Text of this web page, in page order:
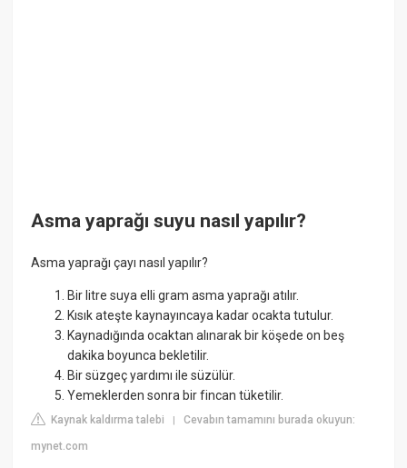
Asma yaprağı suyu nasıl yapılır?
Asma yaprağı çayı nasıl yapılır?
Bir litre suya elli gram asma yaprağı atılır.
Kısık ateşte kaynayıncaya kadar ocakta tutulur.
Kaynadığında ocaktan alınarak bir köşede on beş
dakika boyunca bekletilir.
Bir süzgeç yardımı ile süzülür.
Yemeklerden sonra bir fincan tüketilir.
Kaynak kaldırma talebi |Cevabın tamamını burada okuyun:
mynet.com